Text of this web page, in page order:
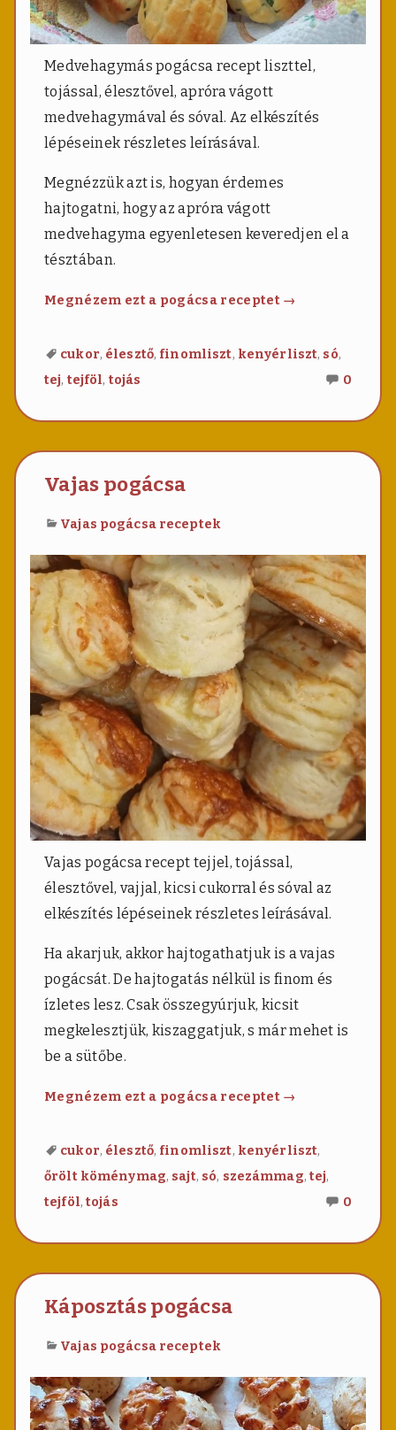
Medvehagymás pogácsa recept liszttel,
tojással, élesztővel, apróra vágott
medvehagymával és sóval. Az elkészítés
lépéseinek részletes leírásával.
Megnézzük azt is, hogyan érdemes
hajtogatni, hogy az apróra vágott
medvehagyma egyenletesen keveredjen el a
tésztában.
Megnézem ezt a pogácsa receptet Medvehagymás
→
cukor, élesztő, finomliszt, kenyérliszt, só,
tej, tejföl, tojás 0
még
Vajas pogácsa
Vajas pogácsa receptek
Vajas pogácsa recept tejjel, tojással,
élesztővel, vajjal, kicsi cukorral és sóval az
elkészítés lépéseinek részletes leírásával.
Ha akarjuk, akkor hajtogathatjuk is a vajas
pogácsát. De hajtogatás nélkül is finom és
ízletes lesz. Csak összegyúrjuk, kicsit
megkelesztjük, kiszaggatjuk, s már mehet is
be a sütőbe.
Megnézem ezt a pogácsa receptet Vajas
→
cukor, élesztő, finomliszt, kenyérliszt,
őrölt köménymag, sajt, só, szezámmag, tej,
tejföl,tojás 0
még
Káposztás pogácsa
Vajas pogácsa receptek